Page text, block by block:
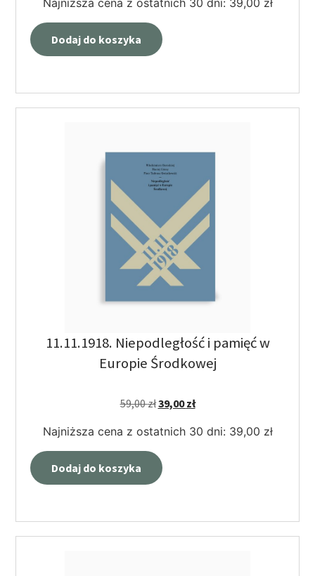
Dodaj do koszyka
11.11.1918. Niepodległość i pamięć w
Europie Środkowej
59,00zł39,00zł
Najniższa cena z ostatnich 30 dni: 39,00 zł
Dodaj do koszyka